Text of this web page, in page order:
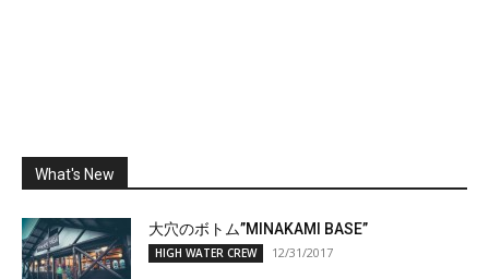
What's New
大穴のボトム”MINAKAMI BASE”
HIGH WATER CREW 12/31/2017